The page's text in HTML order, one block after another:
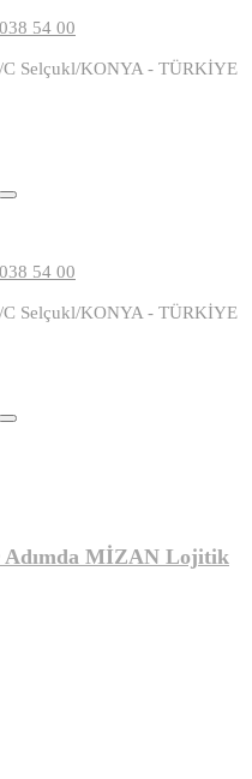
54 00
Selçukl/KONYA - TÜRKİYE
54 00
Selçukl/KONYA - TÜRKİYE
Adımda MİZAN Lojitik